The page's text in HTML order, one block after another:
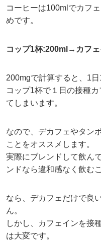
コーヒーは100mlでカフ
めです。
コップ1杯:200ml→カフ
200mgで計算すると、1
コップ1杯で１日の接種
てしまいます。
なので、デカフェやタン
ことをオススメします。
実際にブレンドして飲ん
ンドなら違和感なく飲む
なら、デカフェだけで良
ん。
しかし、カフェインを接
は大変です。